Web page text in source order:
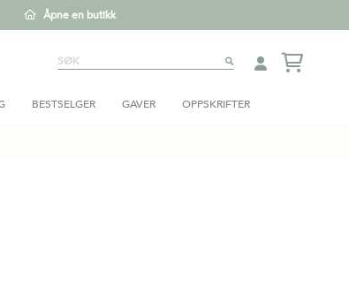
Åpne en butikk
BESTSELGER GAVER OPPSKRIFTER